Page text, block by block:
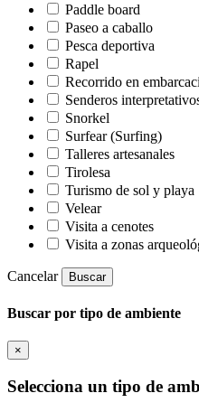
Paddle board
Paseo a caballo
Pesca deportiva
Rapel
Recorrido en
Senderos
Snorkel
Surfear (Surfing)
Talleres artesanales
Tirolesa
Turismo de sol y playa
Velear
Visita a cenotes
Visita a zonas
Cancelar Buscar
Buscar por tipo de ambiente
×
Selecciona un tipo de